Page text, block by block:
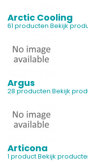
Arctic Cooling
61 producten Bekijk
Argus
28 producten Bekijk
Articona
1 productBekijk